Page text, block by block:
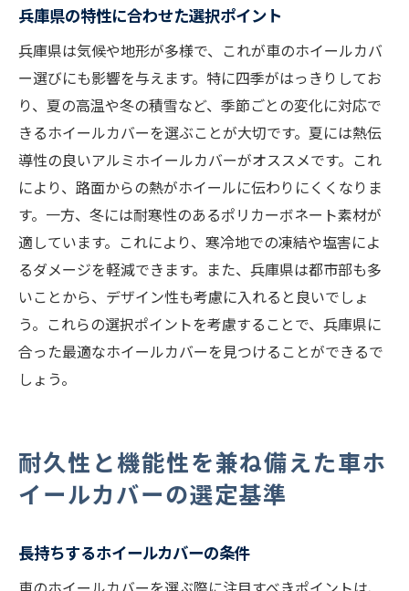
兵庫県の特性に合わせた選択ポイント
兵庫県は気候や地形が多様で、これが車のホイールカバ
ー選びにも影響を与えます。特に四季がはっきりしてお
り、夏の高温や冬の積雪など、季節ごとの変化に対応で
きるホイールカバーを選ぶことが大切です。夏には熱伝
導性の良いアルミホイールカバーがオススメです。これ
により、路面からの熱がホイールに伝わりにくくなりま
す。一方、冬には耐寒性のあるポリカーボネート素材が
適しています。これにより、寒冷地での凍結や塩害によ
るダメージを軽減できます。また、兵庫県は都市部も多
いことから、デザイン性も考慮に入れると良いでしょ
う。これらの選択ポイントを考慮することで、兵庫県に
合った最適なホイールカバーを見つけることができるで
しょう。
耐久性と機能性を兼ね備えた車ホ
イールカバーの選定基準
長持ちするホイールカバーの条件